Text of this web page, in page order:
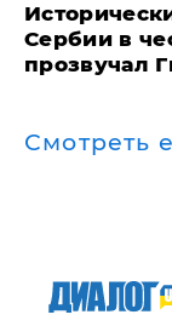
Сербии в
прозвучал
Смотреть